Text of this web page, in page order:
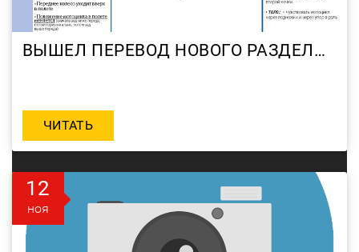
ВЫШЕЛ ПЕРЕВОД НОВОГО РАЗДЕЛА МЕТОДИЧКИ FFM МОТОКРОСС — ПРЫЖКИ
ЧИТАТЬ
12
ноя